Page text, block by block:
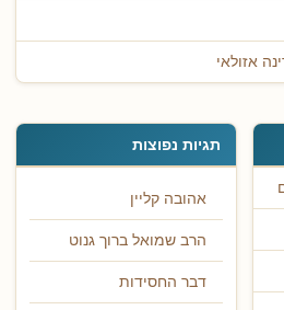
אזולאי
תגיות נפוצות
אהובה קליין
הרב שמואל ברוך גנוט
דבר החסידות